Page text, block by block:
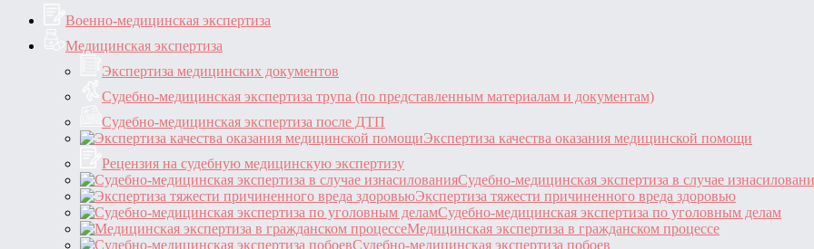
Военно-медицинская экспертиза
Медицинская экспертиза
Экспертиза медицинских документов
Судебно-медицинская экспертиза трупа (по представленным материалам и документам)
Судебно-медицинская экспертиза после ДТП
Экспертиза качества оказания медицинской помощи
Рецензия на судебную медицинскую экспертизу
Судебно-медицинская экспертиза в случае
Экспертиза тяжести причиненного вреда здоровью
Судебно-медицинская экспертиза по уголовным делам
Медицинская экспертиза в гражданском процессе
Судебно-медицинская экспертиза побоев